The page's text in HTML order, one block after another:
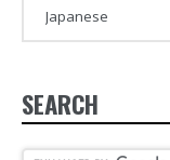
SEARCH